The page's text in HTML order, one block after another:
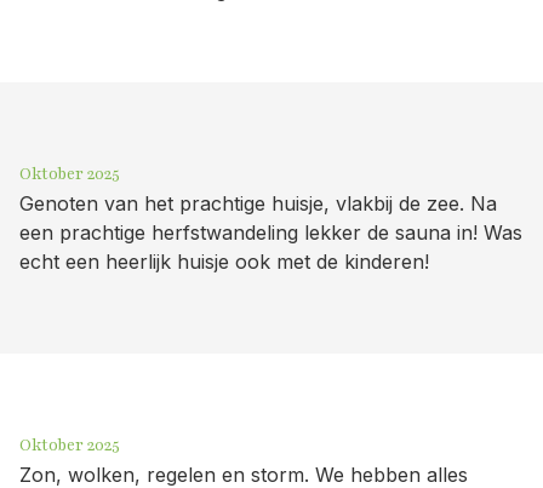
Oktober 2025
Genoten van het prachtige huisje, vlakbij de zee. Na
een prachtige herfstwandeling lekker de sauna in! Was
echt een heerlijk huisje ook met de kinderen!
Oktober 2025
Zon, wolken, regelen en storm. We hebben alles